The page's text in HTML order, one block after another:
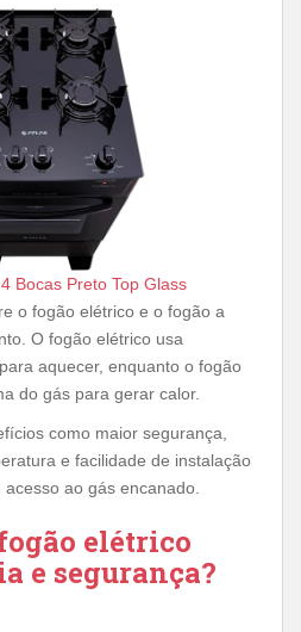
Bocas Preto Top Glass
o fogão elétrico e o fogão a
O fogão elétrico usa
aquecer, enquanto o fogão
do gás para gerar calor.
como maior segurança,
e facilidade de instalação
ao gás encanado.
elétrico
e segurança?